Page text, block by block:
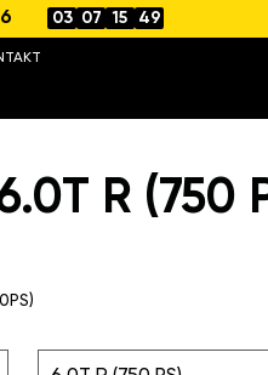
03 07 15 48
R (750